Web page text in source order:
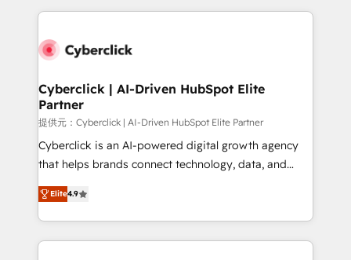
website, or build your new one.
Cyberclick | AI-Driven HubSpot Elite
Partner
提供元：Cyberclick | AI-Driven HubSpot Elite Partner
Cyberclick is an AI-powered digital growth agency
that helps brands connect technology, data, and
creativity to achieve measurable results. Founded in
Barcelona and operating across Spain, LATAM, and
the UK, we support global companies in building
smarter marketing, sales, and customer success
Elite4.9